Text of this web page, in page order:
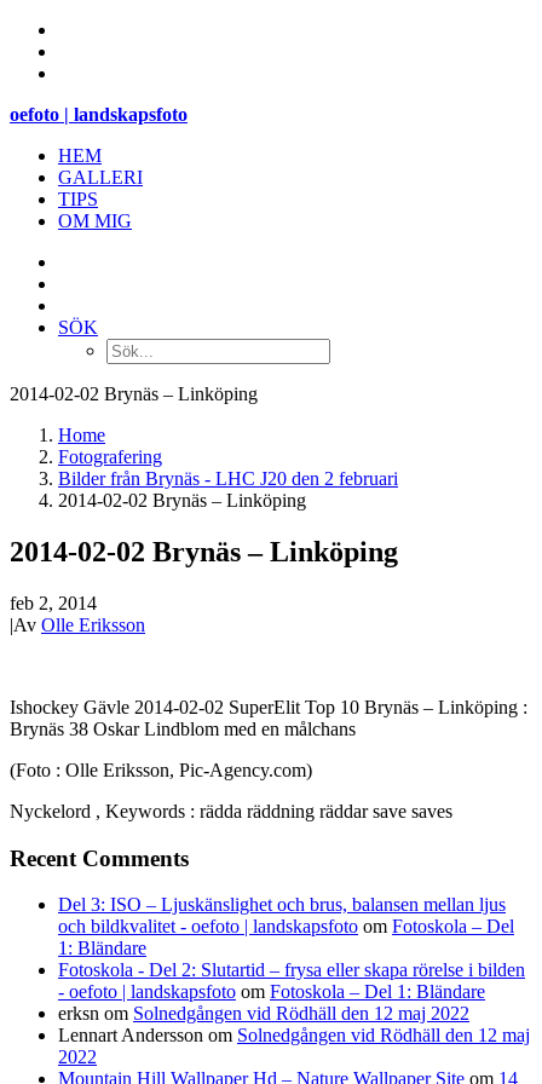
oefoto | landskapsfoto
HEM
GALLERI
TIPS
OM MIG
SÖK
2014-02-02 Brynäs – Linköping
Home
Fotografering
Bilder från Brynäs - LHC J20 den 2 februari
2014-02-02 Brynäs – Linköping
2014-02-02 Brynäs – Linköping
feb 2, 2014
|Av Olle Eriksson
Ishockey Gävle 2014-02-02 SuperElit Top 10 Brynäs – Linköping :
Brynäs 38 Oskar Lindblom med en målchans
(Foto : Olle Eriksson, Pic-Agency.com)
Nyckelord , Keywords : rädda räddning räddar save saves
Recent Comments
Del 3: ISO – Ljuskänslighet och brus, balansen mellan ljus
och bildkvalitet - oefoto | landskapsfoto om Fotoskola – Del
1: Bländare
Fotoskola - Del 2: Slutartid – frysa eller skapa rörelse i bilden
- oefoto | landskapsfoto om Fotoskola – Del 1: Bländare
erksn om Solnedgången vid Rödhäll den 12 maj 2022
Lennart Andersson om Solnedgången vid Rödhäll den 12 maj
2022
Mountain Hill Wallpaper Hd – Nature Wallpaper Site om 14